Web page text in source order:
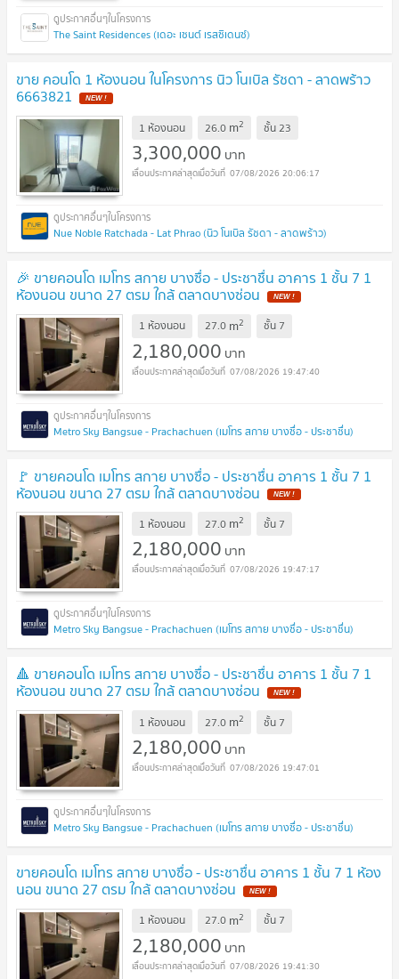
The Saint Residences (เดอะ เซนต์ เรสซิเดนซ์)
ขาย คอนโด 1 ห้องนอน ในโครงการ นิว โนเบิล รัชดา - ลาดพร้าว
6663821
1 ห้องนอน 26.0 m2 ชั้น23
3,300,000 บาท
07/08/2026 20:06:17
Nue Noble Ratchada - Lat Phrao (นิว โนเบิล รัชดา - ลาดพร้าว)
🎉 ขายคอนโด เมโทร สกาย บางซื่อ - ประชาชื่น อาคาร 1 ชั้น 7 1
ห้องนอน ขนาด 27 ตรม ใกล้ ตลาดบางซ่อน
1 ห้องนอน 27.0 m2 ชั้น 7
2,180,000 บาท
07/08/2026 19:47:40
Metro Sky Bangsue - Prachachuen (เมโทร สกาย บางซื่อ - ประชาชื่น)
🚩 ขายคอนโด เมโทร สกาย บางซื่อ - ประชาชื่น อาคาร 1 ชั้น 7 1
ห้องนอน ขนาด 27 ตรม ใกล้ ตลาดบางซ่อน
1 ห้องนอน 27.0 m2 ชั้น 7
2,180,000 บาท
07/08/2026 19:47:17
Metro Sky Bangsue - Prachachuen (เมโทร สกาย บางซื่อ - ประชาชื่น)
🔺 ขายคอนโด เมโทร สกาย บางซื่อ - ประชาชื่น อาคาร 1 ชั้น 7 1
ห้องนอน ขนาด 27 ตรม ใกล้ ตลาดบางซ่อน
1 ห้องนอน 27.0 m2 ชั้น 7
2,180,000 บาท
07/08/2026 19:47:01
Metro Sky Bangsue - Prachachuen (เมโทร สกาย บางซื่อ - ประชาชื่น)
ขายคอนโด เมโทร สกาย บางซื่อ - ประชาชื่น อาคาร 1 ชั้น 7 1 ห้อง
นอน ขนาด 27 ตรม ใกล้ ตลาดบางซ่อน
1 ห้องนอน 27.0 m2 ชั้น 7
2,180,000 บาท
07/08/2026 19:41:30